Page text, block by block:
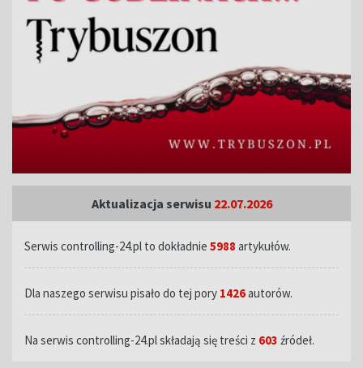
Aktualizacja serwisu 22.07.2026
Serwis controlling-24.pl to dokładnie 5988 artykułów.
Dla naszego serwisu pisało do tej pory 1426autorów.
Na serwis controlling-24.pl składają się treści z 603 źródeł.